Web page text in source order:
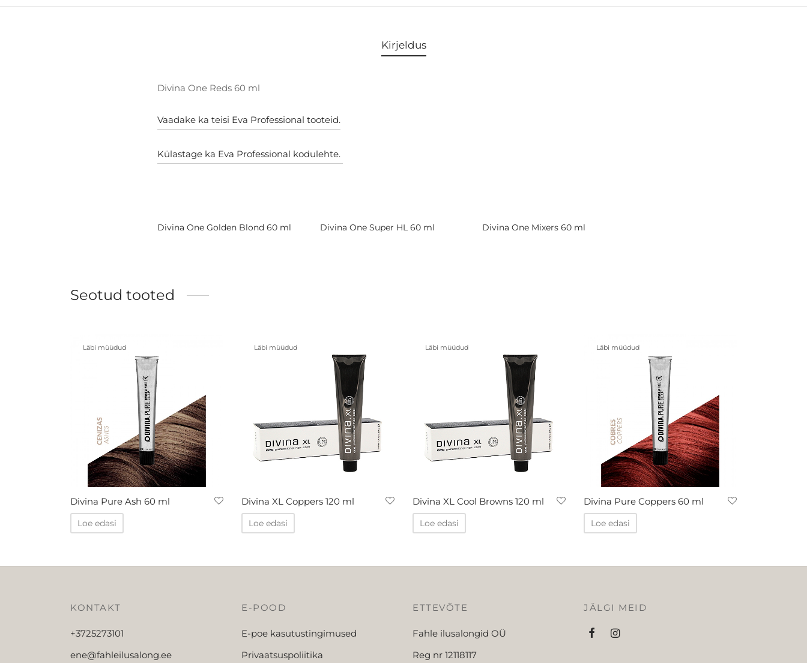
Kirjeldus
Divina One Reds 60 ml
Vaadake ka teisi Eva Professional tooteid.
Külastage ka Eva Professional kodulehte.
Divina One Golden Blond 60 ml Divina One Super HL 60 ml Divina One Mixers 60 ml
Seotud tooted
Läbi müüdud
Divina Pure Ash 60 ml
Loe edasi
Läbi müüdud
Divina XL Coppers 120 ml
Loe edasi
Läbi müüdud
Divina XL Cool Browns 120 ml
Loe edasi
Läbi müüdud
Divina Pure Coppers 60 ml
Loe edasi
KONTAKT
+3725273101
ene@fahleilusalong.ee
E-POOD
E-poe kasutustingimused
Privaatsuspoliitika
ETTEVÕTE
Fahle ilusalongid OÜ
Reg nr 12118117
JÄLGI MEID